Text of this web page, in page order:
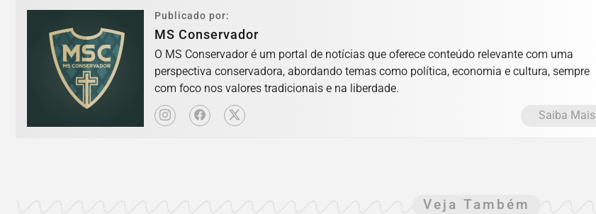
Publicado por:
MS Conservador
O MS Conservador é um portal de notícias que oferece conteúdo relevante com uma
perspectiva conservadora, abordando temas como política, economia e cultura, sempre
com foco nos valores tradicionais e na liberdade.
Saiba Mais
Veja Também